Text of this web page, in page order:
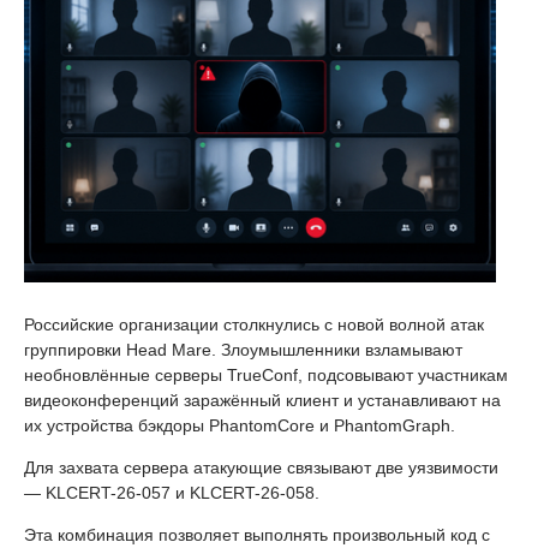
Российские организации столкнулись с новой волной атак
группировки Head Mare. Злоумышленники взламывают
необновлённые серверы TrueConf, подсовывают участникам
видеоконференций заражённый клиент и устанавливают на
их устройства бэкдоры PhantomCore и PhantomGraph.
Для захвата сервера атакующие связывают две уязвимости
— KLCERT-26-057 и KLCERT-26-058.
Эта комбинация позволяет выполнять произвольный код с